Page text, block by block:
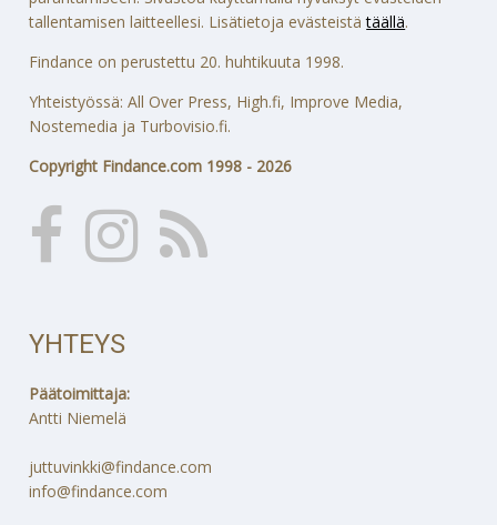
tallentamisen laitteellesi. Lisätietoja evästeistätäällä.
Findance on perustettu 20. huhtikuuta 1998.
Yhteistyössä: All Over Press, High.fi, Improve Media,
Nostemedia ja Turbovisio.fi.
Copyright Findance.com 1998 - 2026
YHTEYS
Päätoimittaja:
Antti Niemelä
juttuvinkki@findance.com
info@findance.com